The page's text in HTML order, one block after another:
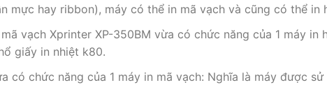
mực hay ribbon), máy có thể in mã vạch và cũng có thể
vạch Xprinter XP-350BM vừa có chức năng của 1 máy
giấy in nhiệt k80.
có chức năng của 1 máy in mã vạch: Nghĩa là máy được